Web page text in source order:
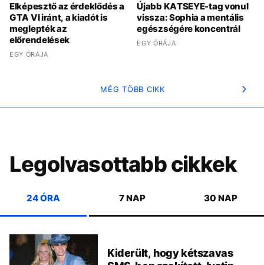
Elképesztő az érdeklődés a
GTA VI iránt, a kiadót is
meglepték az
előrendelések
EGY ÓRÁJA
Újabb KATSEYE-tag vonul
vissza: Sophia a mentális
egészségére koncentrál
EGY ÓRÁJA
MÉG TÖBB CIKK
Legolvasottabb cikkek
24 ÓRA 7 NAP 30 NAP
Kiderült, hogy kétszavas